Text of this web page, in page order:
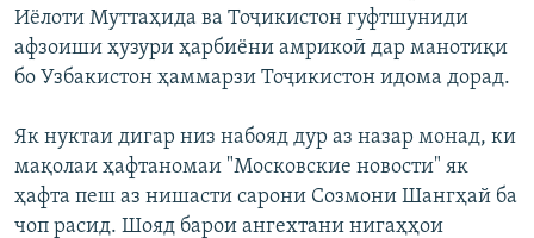
Иёлоти Муттаҳида ва Тоҷикистон гуфтшуниди
афзоиши ҳузури ҳарбиёни амрикоӣ дар манотиқи
бо Узбакистон ҳаммарзи Тоҷикистон идома дорад.
Як нуктаи дигар низ набояд дур аз назар монад, ки
мақолаи ҳафтаномаи "Московские новости" як
ҳафта пеш аз нишасти сарони Созмони Шангҳай ба
чоп расид. Шояд барои ангехтани нигаҳҳои